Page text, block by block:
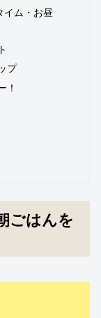
イム・お昼
プ
！
ごはんを